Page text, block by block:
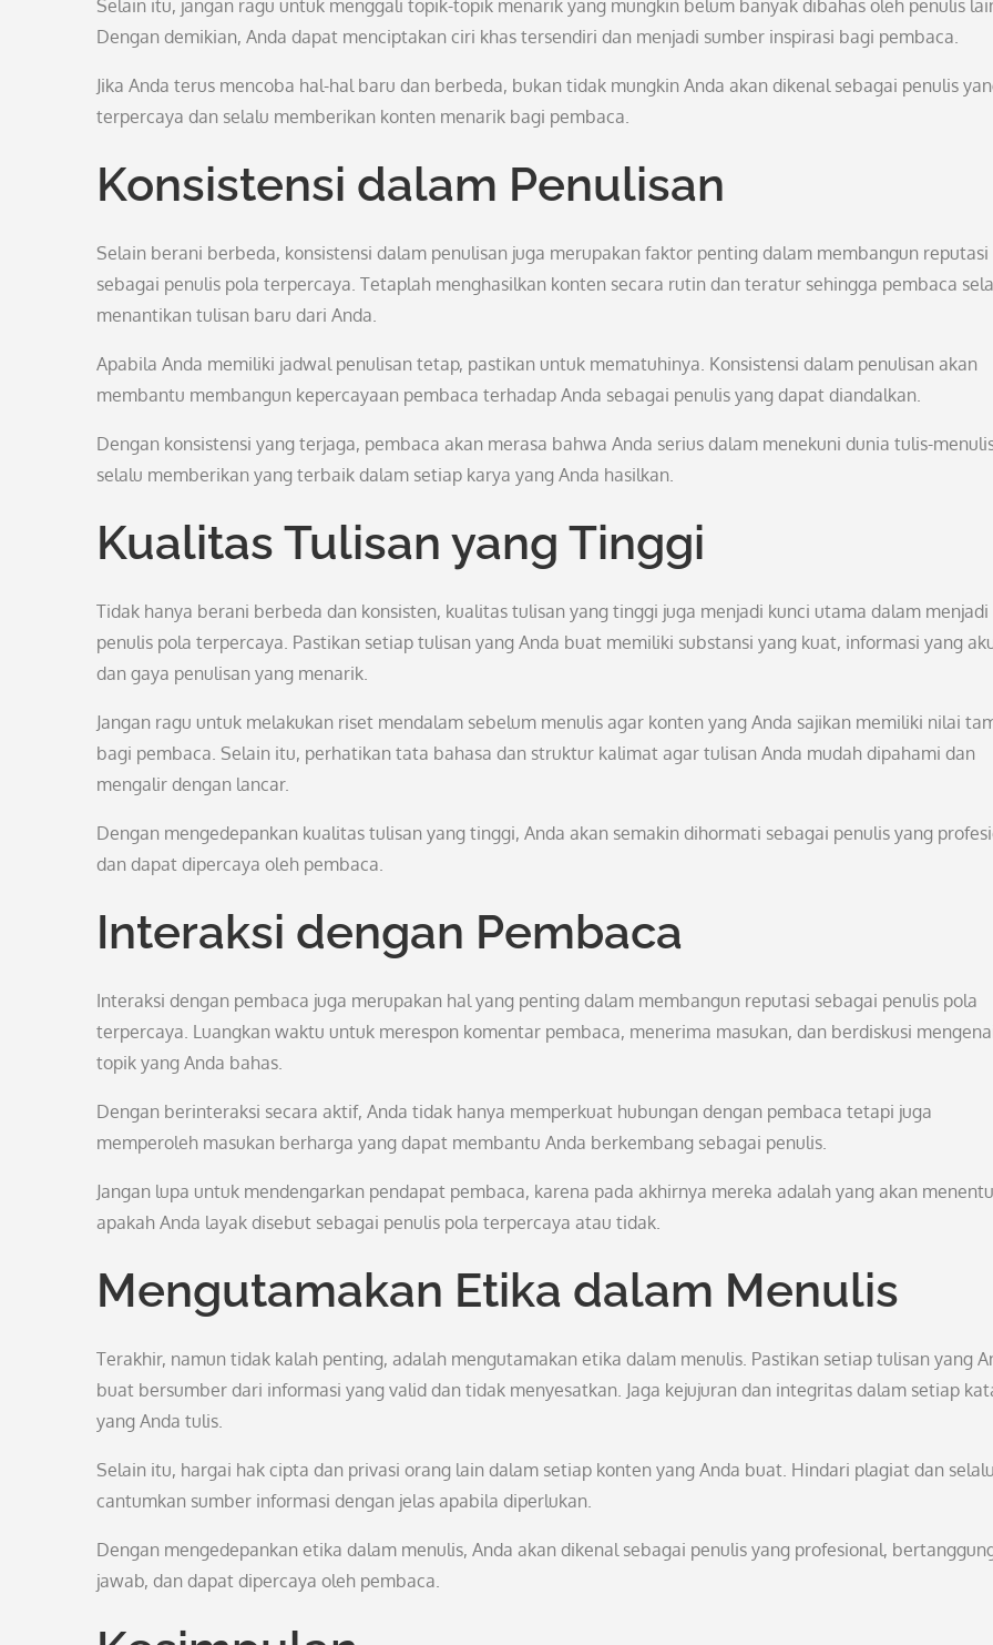
Selain itu, jangan ragu untuk menggali topik-topik menarik yang mungkin belum banyak dibahas oleh penulis
Dengan demikian, Anda dapat menciptakan ciri khas tersendiri dan menjadi sumber inspirasi bagi pembaca.
Jika Anda terus mencoba hal-hal baru dan berbeda, bukan tidak mungkin Anda akan dikenal sebagai penulis
terpercaya dan selalu memberikan konten menarik bagi pembaca.
Konsistensi dalam Penulisan
Selain berani berbeda, konsistensi dalam penulisan juga merupakan faktor penting dalam membangun reputasi
sebagai penulis pola terpercaya. Tetaplah menghasilkan konten secara rutin dan teratur sehingga pembaca
menantikan tulisan baru dari Anda.
Apabila Anda memiliki jadwal penulisan tetap, pastikan untuk mematuhinya. Konsistensi dalam penulisan akan
membantu membangun kepercayaan pembaca terhadap Anda sebagai penulis yang dapat diandalkan.
Dengan konsistensi yang terjaga, pembaca akan merasa bahwa Anda serius dalam menekuni dunia tulis-
selalu memberikan yang terbaik dalam setiap karya yang Anda hasilkan.
Kualitas Tulisan yang Tinggi
Tidak hanya berani berbeda dan konsisten, kualitas tulisan yang tinggi juga menjadi kunci utama dalam menjadi
penulis pola terpercaya. Pastikan setiap tulisan yang Anda buat memiliki substansi yang kuat, informasi yang
dan gaya penulisan yang menarik.
Jangan ragu untuk melakukan riset mendalam sebelum menulis agar konten yang Anda sajikan memiliki nilai
bagi pembaca. Selain itu, perhatikan tata bahasa dan struktur kalimat agar tulisan Anda mudah dipahami dan
mengalir dengan lancar.
Dengan mengedepankan kualitas tulisan yang tinggi, Anda akan semakin dihormati sebagai penulis yang
dan dapat dipercaya oleh pembaca.
Interaksi dengan Pembaca
Interaksi dengan pembaca juga merupakan hal yang penting dalam membangun reputasi sebagai penulis pola
terpercaya. Luangkan waktu untuk merespon komentar pembaca, menerima masukan, dan berdiskusi
topik yang Anda bahas.
Dengan berinteraksi secara aktif, Anda tidak hanya memperkuat hubungan dengan pembaca tetapi juga
memperoleh masukan berharga yang dapat membantu Anda berkembang sebagai penulis.
Jangan lupa untuk mendengarkan pendapat pembaca, karena pada akhirnya mereka adalah yang akan
apakah Anda layak disebut sebagai penulis pola terpercaya atau tidak.
Mengutamakan Etika dalam Menulis
Terakhir, namun tidak kalah penting, adalah mengutamakan etika dalam menulis. Pastikan setiap tulisan yang
buat bersumber dari informasi yang valid dan tidak menyesatkan. Jaga kejujuran dan integritas dalam setiap
yang Anda tulis.
Selain itu, hargai hak cipta dan privasi orang lain dalam setiap konten yang Anda buat. Hindari plagiat dan selalu
cantumkan sumber informasi dengan jelas apabila diperlukan.
Dengan mengedepankan etika dalam menulis, Anda akan dikenal sebagai penulis yang profesional,
jawab, dan dapat dipercaya oleh pembaca.